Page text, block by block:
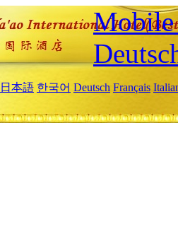
Mobile
日本語 한국어 Deutsch Français